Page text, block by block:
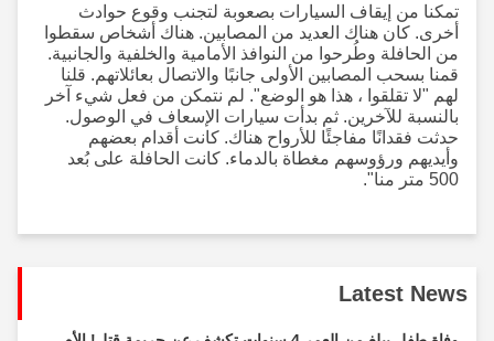
تمكنا من إيقاف السيارات بصعوبة لتجنب وقوع حوادث
أخرى. كان هناك العديد من المصابين. هناك أشخاص سقطوا
من الحافلة وطُرحوا من النوافذ الأمامية والخلفية والجانبية.
قمنا بسحب المصابين الأولى جانبًا والاتصال بعائلاتهم. قلنا
لهم "لا تقلقوا ، هذا هو الوضع". لم نتمكن من فعل شيء آخر
بالنسبة للآخرين. ثم بدأت سيارات الإسعاف في الوصول.
حدثت فقدانًا مفاجئًا للأرواح هناك. كانت أقدام بعضهم
وأيديهم ورؤوسهم مغطاة بالدماء. كانت الحافلة على بُعد
500 متر منا".
Latest News